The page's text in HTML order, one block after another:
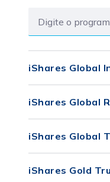
iShares Global
iShares Global
iShares Global
iShares Gold